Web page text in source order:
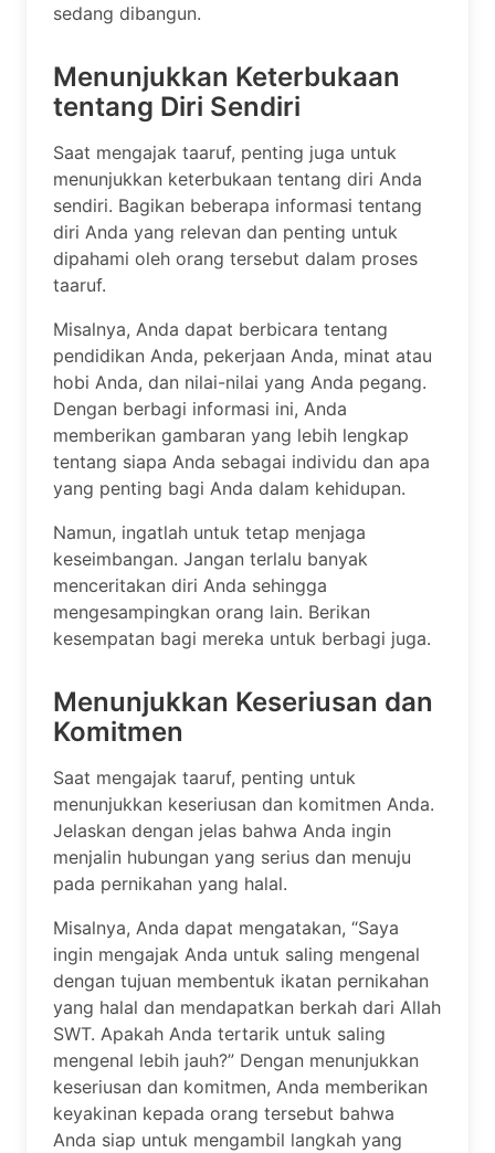
sedang dibangun.
Menunjukkan Keterbukaan
tentang Diri Sendiri
Saat mengajak taaruf, penting juga untuk
menunjukkan keterbukaan tentang diri Anda
sendiri. Bagikan beberapa informasi tentang
diri Anda yang relevan dan penting untuk
dipahami oleh orang tersebut dalam proses
taaruf.
Misalnya, Anda dapat berbicara tentang
pendidikan Anda, pekerjaan Anda, minat atau
hobi Anda, dan nilai-nilai yang Anda pegang.
Dengan berbagi informasi ini, Anda
memberikan gambaran yang lebih lengkap
tentang siapa Anda sebagai individu dan apa
yang penting bagi Anda dalam kehidupan.
Namun, ingatlah untuk tetap menjaga
keseimbangan. Jangan terlalu banyak
menceritakan diri Anda sehingga
mengesampingkan orang lain. Berikan
kesempatan bagi mereka untuk berbagi juga.
Menunjukkan Keseriusan dan
Komitmen
Saat mengajak taaruf, penting untuk
menunjukkan keseriusan dan komitmen Anda.
Jelaskan dengan jelas bahwa Anda ingin
menjalin hubungan yang serius dan menuju
pada pernikahan yang halal.
Misalnya, Anda dapat mengatakan, “Saya
ingin mengajak Anda untuk saling mengenal
dengan tujuan membentuk ikatan pernikahan
yang halal dan mendapatkan berkah dari Allah
SWT. Apakah Anda tertarik untuk saling
mengenal lebih jauh?” Dengan menunjukkan
keseriusan dan komitmen, Anda memberikan
keyakinan kepada orang tersebut bahwa
Anda siap untuk mengambil langkah yang